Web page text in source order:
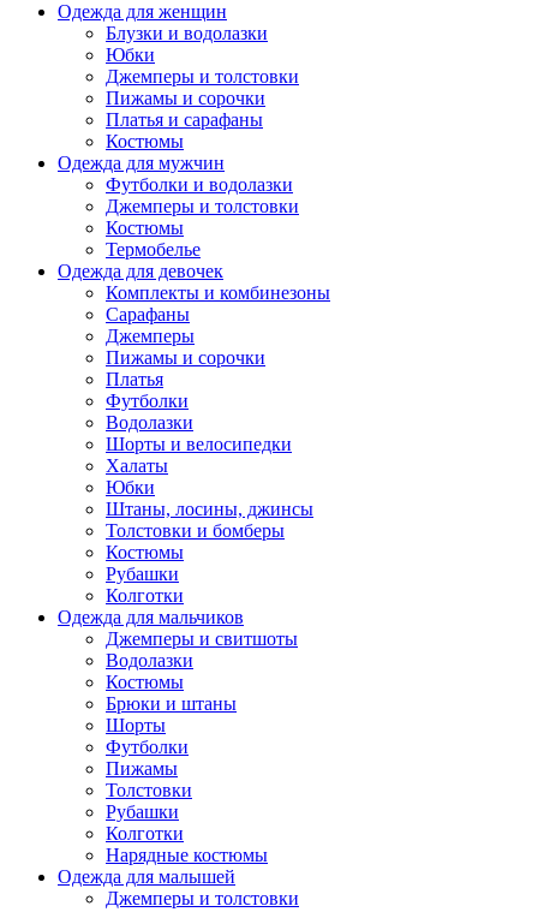
Одежда для женщин
Блузки и водолазки
Юбки
Джемперы и толстовки
Пижамы и сорочки
Платья и сарафаны
Костюмы
Одежда для мужчин
Футболки и водолазки
Джемперы и толстовки
Костюмы
Термобелье
Одежда для девочек
Комплекты и комбинезоны
Сарафаны
Джемперы
Пижамы и сорочки
Платья
Футболки
Водолазки
Шорты и велосипедки
Халаты
Юбки
Штаны, лосины, джинсы
Толстовки и бомберы
Костюмы
Рубашки
Колготки
Одежда для мальчиков
Джемперы и свитшоты
Водолазки
Костюмы
Брюки и штаны
Шорты
Футболки
Пижамы
Толстовки
Рубашки
Колготки
Нарядные костюмы
Одежда для малышей
Джемперы и толстовки